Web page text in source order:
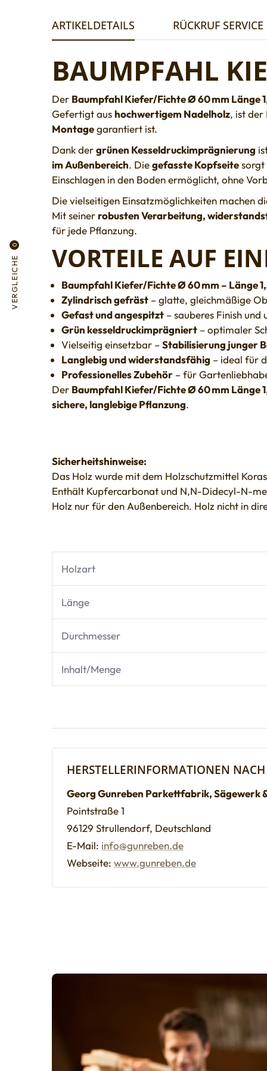
VERGLEICHE
0
ARTIKELDETAILS RÜCKRUF SERVICE
BAUMPFAHL
Der Baumpfahl Kiefer/Fichte Ø 60 mm Länge
Gefertigt aus hochwertigem Nadelholz, ist
Montagegarantiert ist.
Dank dergrünen Kesseldruckimprägnierung
im Außenbereich. Diegefasste Kopfseitesorgt
Einschlagen in den Boden ermöglicht, ohne
Die vielseitigen Einsatzmöglichkeiten machen
Mit seiner robusten Verarbeitung,
für jede Pflanzung.
VORTEILE AUF
Baumpfahl Kiefer/Fichte Ø 60 mm – Länge
Zylindrisch gefräst – glatte, gleichmäßige
Gefast und angespitzt – sauberes Finish
Grün kesseldruckimprägniert – optimaler
Vielseitig einsetzbar –Stabilisierung junger
Langlebig und widerstandsfähig – ideal für
Professionelles Zubehör – für
Der Baumpfahl Kiefer/Fichte Ø 60 mm Länge
sichere, langlebige Pflanzung.
Sicherheitshinweise:
Das Holz wurde mit dem Holzschutzmittel
Enthält Kupfercarbonat und N,N-Didecyl-N-
Holz nur für den Außenbereich. Holz nicht in
Holzart
Länge
Durchmesser
Inhalt/Menge
HERSTELLERINFORMATIONEN NACH
Georg Gunreben Parkettfabrik, Sägewerk
Pointstraße 1
96129 Strullendorf, Deutschland
E-Mail: info@gunreben.de
Webseite: www.gunreben.de